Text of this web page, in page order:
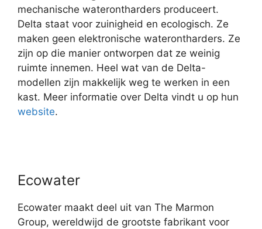
mechanische waterontharders produceert.
Delta staat voor zuinigheid en ecologisch. Ze
maken geen elektronische waterontharders. Ze
zijn op die manier ontworpen dat ze weinig
ruimte innemen. Heel wat van de Delta-
modellen zijn makkelijk weg te werken in een
kast. Meer informatie over Delta vindt u op hun
website.
Ecowater
Ecowater maakt deel uit van The Marmon
Group, wereldwijd de grootste fabrikant voor